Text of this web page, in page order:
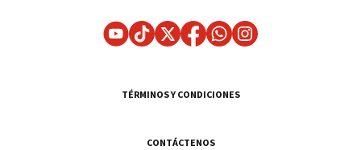
TÉRMINOS Y CONDICIONES
CONTÁCTENOS